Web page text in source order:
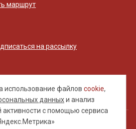
использование файловcookie,
данныхи анализ
активности с помощью сервиса
маршрут
на рассылку
публичной